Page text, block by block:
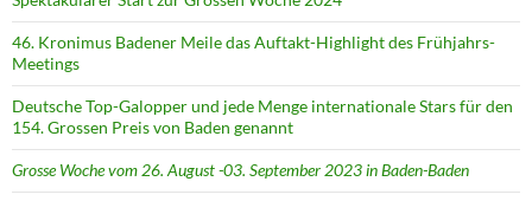
46. Kronimus Badener Meile das Auftakt-Highlight des Frühjahrs-
Meetings
Deutsche Top-Galopper und jede Menge internationale Stars für den
154. Grossen Preis von Baden genannt
Grosse Woche vom 26. August -03. September 2023 in Baden-Baden